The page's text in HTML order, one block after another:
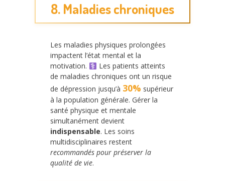
8. Maladies chroniques
Les maladies physiques prolongées
impactent l’état mental et la
motivation.
Les patients atteints
de maladies chroniques ont un risque
de dépression jusqu’à 30% supérieur
à la population générale. Gérer la
santé physique et mentale
simultanément devient
indispensable. Les soins
multidisciplinaires restent
recommandés pour préserver la
qualité de vie.